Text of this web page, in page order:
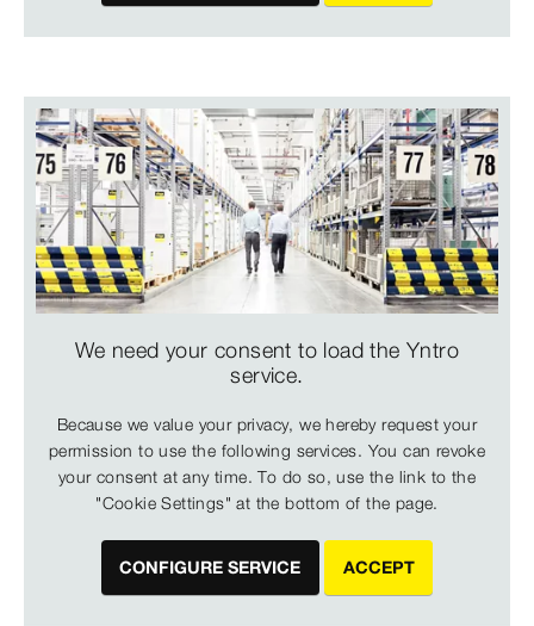
We need your consent to load the Yntro
service.
Because we value your privacy, we hereby request your
permission to use the following services. You can revoke
your consent at any time. To do so, use the link to the
"Cookie Settings" at the bottom of the page.
CONFIGURE SERVICE ACCEPT